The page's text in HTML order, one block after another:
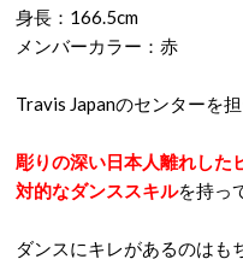
身長：166.5cm
メンバーカラー：赤
Travis Japanのセンターを
彫りの深い日本人離れした
対的なダンススキルを持っ
ダンスにキレがあるのはも